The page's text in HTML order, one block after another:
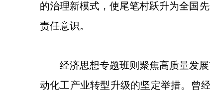
的治理新模式，使尾笔村跃升为全国
责任意识。
经济思想专题班则聚焦高质量发
动化工产业转型升级的坚定举措。曾